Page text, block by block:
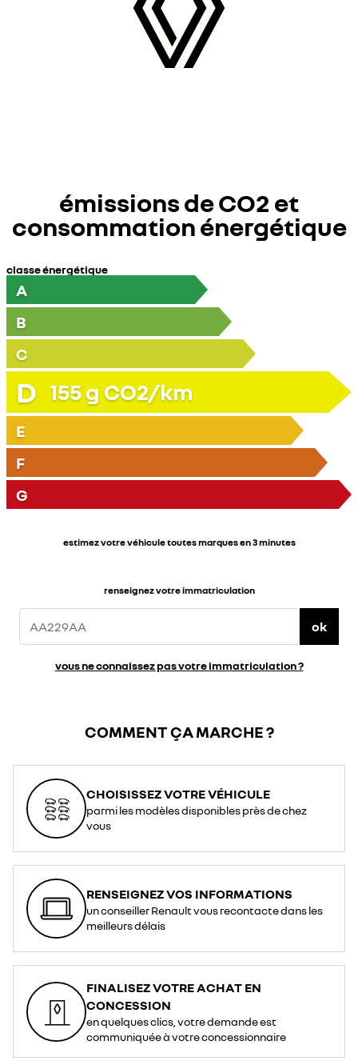
émissions de CO2 et
consommation énergétique
classe énergétique
A
B
C
D 155g CO2/km
E
F
G
estimez votre véhicule toutes marques en 3 minutes
renseignez votre immatriculation
ok
vous ne connaissez pas votre immatriculation ?
COMMENT ÇA MARCHE ?
CHOISISSEZ VOTRE VÉHICULE
parmi les modèles disponibles près de chez
vous
RENSEIGNEZ VOS INFORMATIONS
un conseiller Renault vous recontacte dans les
meilleurs délais
FINALISEZ VOTRE ACHAT EN
CONCESSION
en quelques clics, votre demande est
communiquée à votre concessionnaire